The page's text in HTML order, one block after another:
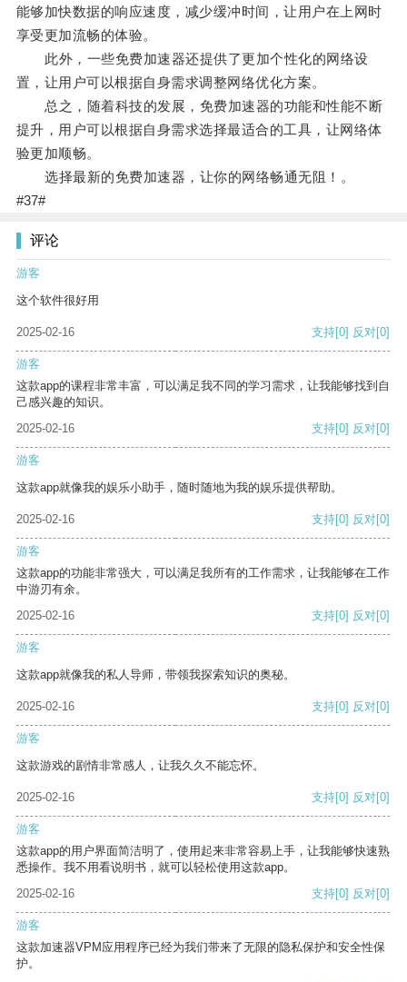
能够加快数据的响应速度，减少缓冲时间，让用户在上网时
享受更加流畅的体验。
此外，一些免费加速器还提供了更加个性化的网络设
置，让用户可以根据自身需求调整网络优化方案。
总之，随着科技的发展，免费加速器的功能和性能不断
提升，用户可以根据自身需求选择最适合的工具，让网络体
验更加顺畅。
选择最新的免费加速器，让你的网络畅通无阻！。
#37#
评论
游客
这个软件很好用
2025-02-16 支持[0] 反对[0]
游客
这款app的课程非常丰富，可以满足我不同的学习需求，让我能够找到自
己感兴趣的知识。
2025-02-16
支持[0] 反对[0]
游客
这款app就像我的娱乐小助手，随时随地为我的娱乐提供帮助。
2025-02-16 支持[0] 反对[0]
游客
这款app的功能非常强大，可以满足我所有的工作需求，让我能够在工作
中游刃有余。
2025-02-16
支持[0] 反对[0]
游客
这款app就像我的私人导师，带领我探索知识的奥秘。
2025-02-16 支持[0] 反对[0]
游客
这款游戏的剧情非常感人，让我久久不能忘怀。
2025-02-16 支持[0] 反对[0]
游客
这款app的用户界面简洁明了，使用起来非常容易上手，让我能够快速熟
悉操作。我不用看说明书，就可以轻松使用这款app。
2025-02-16
支持[0] 反对[0]
游客
这款加速器VPM应用程序已经为我们带来了无限的隐私保护和安全性保
护。